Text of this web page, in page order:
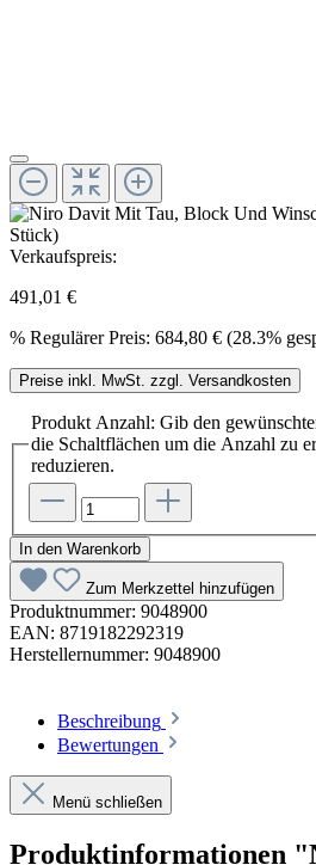
Verkaufspreis:
491,01 €
% Regulärer Preis: 684,80 € (28.3%
Preise inkl. MwSt. zzgl. Versandkosten
Produkt Anzahl: Gib den
die Schaltflächen um die Anzahl zu
reduzieren.
In den Warenkorb
Zum Merkzettel hinzufügen
Produktnummer: 9048900
EAN: 8719182292319
Herstellernummer: 9048900
Beschreibung
Bewertungen
Menü schließen
Produktinformationen